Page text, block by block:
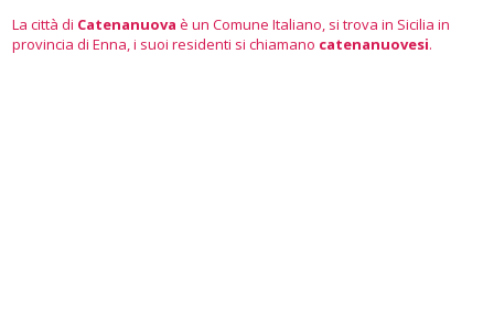
La città di Catenanuova è un Comune Italiano, si trova in Sicilia in
provincia di Enna, i suoi residenti si chiamano catenanuovesi.